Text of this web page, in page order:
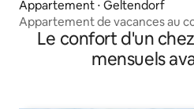
Appartement ⋅ Geltendorf
Appartement de vacances au
Le confort d'un
mensuels